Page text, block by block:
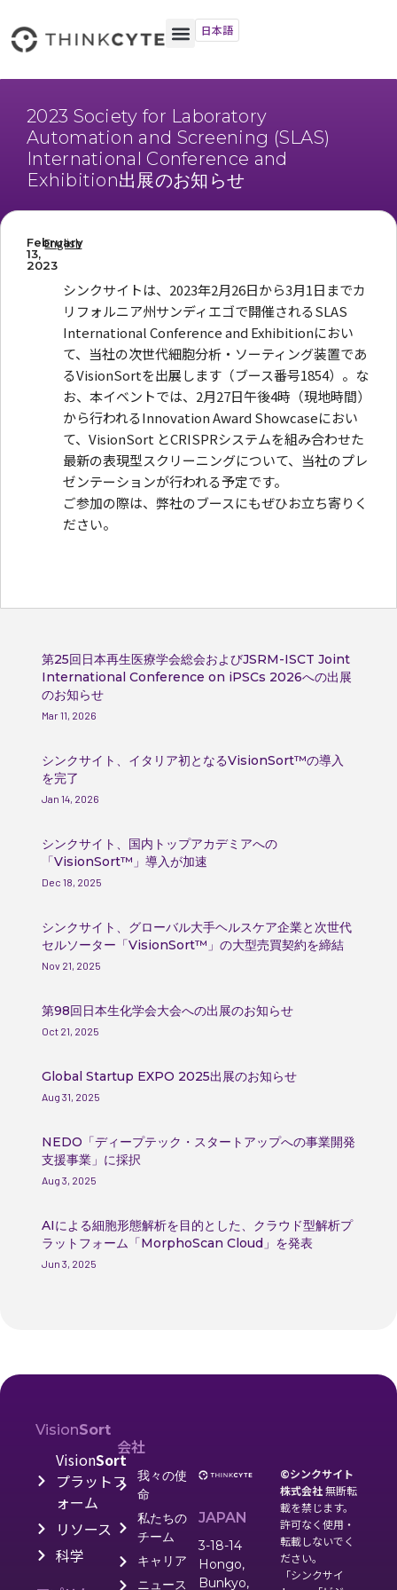
日本語
2023 Society for Laboratory
Automation and Screening (SLAS)
International Conference and
Exhibition出展のお知らせ
February
13,
2023
English
シンクサイトは、2023年2月26日から3月1日までカ
リフォルニア州サンディエゴで開催されるSLAS
International Conference and Exhibitionにおい
て、当社の次世代細胞分析・ソーティング装置であ
るVisionSortを出展します（ブース番号1854）。な
お、本イベントでは、2月27日午後4時（現地時間）
から行われるInnovation Award Showcaseにおい
て、VisionSort とCRISPRシステムを組み合わせた
最新の表現型スクリーニングについて、当社のプレ
ゼンテーションが行われる予定です。
ご参加の際は、弊社のブースにもぜひお立ち寄りく
ださい。
第25回日本再生医療学会総会およびJSRM-ISCT Joint
International Conference on iPSCs 2026への出展
のお知らせ
Mar 11, 2026
シンクサイト、イタリア初となるVisionSort™の導入
を完了
Jan 14, 2026
シンクサイト、国内トップアカデミアへの
「VisionSort™」導入が加速
Dec 18, 2025
シンクサイト、グローバル大手ヘルスケア企業と次世代
セルソーター「VisionSort™」の大型売買契約を締結
Nov 21, 2025
第98回日本生化学会大会への出展のお知らせ
Oct 21, 2025
Global Startup EXPO 2025出展のお知らせ
Aug 31, 2025
NEDO「ディープテック・スタートアップへの事業開発
支援事業」に採択
Aug 3, 2025
AIによる細胞形態解析を目的とした、クラウド型解析プ
ラットフォーム「MorphoScan Cloud」を発表
Jun 3, 2025
VisionSort
VisionSort
プラットフ
ォーム
リソース
科学
会社
我々の使
命
私たちの
チーム
キャリア
ニュース
JAPAN
3-18-14
Hongo,
Bunkyo,
©シンクサイト
株式会社無断転
載を禁じます。
許可なく使用・
転載しないでく
ださい。
「シンクサイ